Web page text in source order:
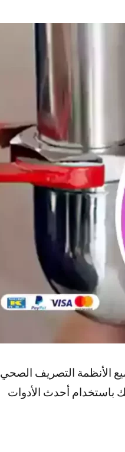
الأنظمة التصريف الصحي
باستخدام أحدث الأدوات